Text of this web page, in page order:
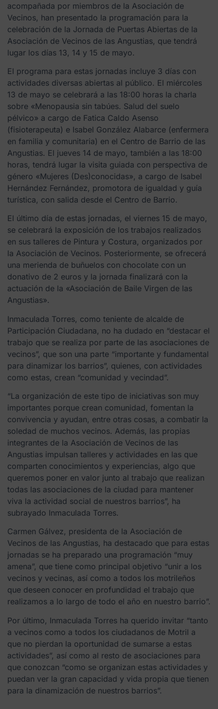
acompañada por miembros de la Asociación de
Vecinos, han presentado la programación para la
celebración de la Jornada de Puertas Abiertas de la
Asociación de Vecinos de las Angustias, que tendrá
lugar los días 13, 14 y 15 de mayo.
El programa para estas jornadas incluye 3 días con
actividades diversas abiertas al público. El miércoles
13 de mayo se celebrará a las 18:00 horas la charla
sobre «Menopausia sin tabúes. Salud del suelo
pélvico» a cargo de Fatica Caldo Asenso
(fisioterapeuta) e Isabel González Alabarce (enfermera
en familia y comunitaria) en el Centro de Barrio de las
Angustias. El jueves 14 de mayo, también a las 18:00
horas, tendrá lugar la visita guiada con perspectiva de
género «Mujeres (Des)conocidas», a cargo de Isabel
Hernández Fernández, promotora de igualdad y guía
turística, con salida desde el Centro de Barrio.
El último día de estas jornadas, el viernes 15 de mayo,
se celebrará la exposición de los trabajos realizados
en sus talleres de Pintura y Costura, organizados por
la Asociación de Vecinos. Posteriormente, se ofrecerá
una merienda de buñuelos con chocolate con un
donativo de 2 euros y la jornada finalizará con la
actuación de la «Asociación de Baile Virgen de las
Angustias».
Inmaculada Torres, como teniente de alcalde de
Participación Ciudadana, no ha dudado en “destacar el
trabajo que se realiza por parte de las asociaciones de
vecinos”, que son una parte “importante y fundamental
para dinamizar los barrios”, quienes, con actividades
como estas, crean “comunidad y vecindad”.
“La organización de este tipo de iniciativas son muy
importantes porque crean comunidad, fomentan la
convivencia y ayudan, entre otras cosas, a combatir la
soledad de muchos vecinos. Además, las propias
integrantes de la Asociación de Vecinos de las
Angustias impulsan talleres y actividades en las que
comparten conocimientos y experiencias, algo que
queremos poner en valor junto al trabajo que realizan
todas las asociaciones de la ciudad para mantener
viva la actividad social de nuestros barrios”, ha
subrayado Inmaculada Torres.
Carmen Gálvez, presidenta de la Asociación de
Vecinos de las Angustias, ha destacado que para estas
jornadas se ha preparado una programación “muy
amena”, que tiene como principal objetivo “unir a los
vecinos y vecinas, así como a todos los motrileños
que deseen conocer en profundidad el trabajo que
realizamos a lo largo de todo el año en nuestro barrio”.
Por último, Inmaculada Torres ha querido invitar “tanto
a vecinos como a todos los ciudadanos de Motril a
que no pierdan la oportunidad de sumarse a estas
actividades”, así como al resto de asociaciones para
que conozcan “como se organizan estas actividades y
puedan ver la gran capacidad y vida propia que tienen
para la dinamización de nuestros barrios”.